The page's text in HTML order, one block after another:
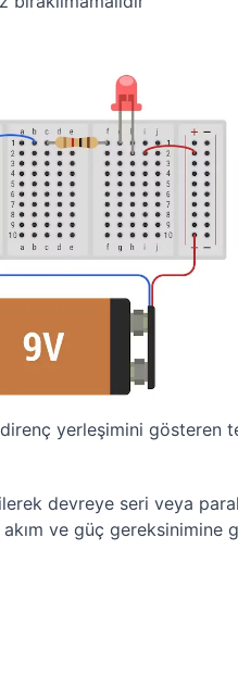
yerleşimini gösteren
devreye seri veya
ve güç gereksinimine